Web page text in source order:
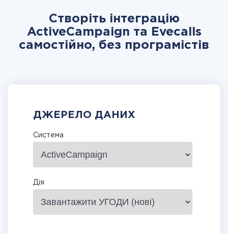
Створіть інтеграцію
ActiveCampaign та Evecalls
самостійно, без програмістів
ДЖЕРЕЛО ДАНИХ
Система
Дія